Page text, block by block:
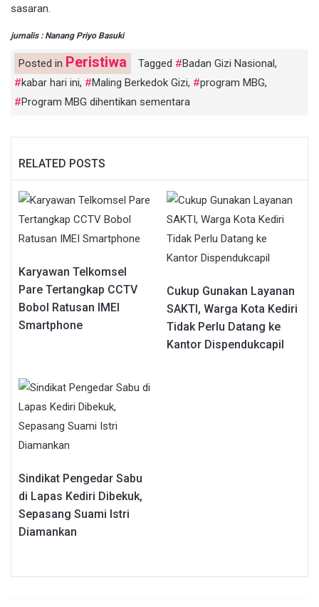
sasaran.
jurnalis : Nanang Priyo Basuki
Posted in Peristiwa Tagged Badan Gizi Nasional,
kabar hari ini, Maling Berkedok Gizi, program MBG,
Program MBG dihentikan sementara
RELATED POSTS
Karyawan Telkomsel
Pare Tertangkap CCTV
Bobol Ratusan IMEI
Smartphone
Cukup Gunakan Layanan
SAKTI, Warga Kota Kediri
Tidak Perlu Datang ke
Kantor Dispendukcapil
Sindikat Pengedar Sabu
di Lapas Kediri Dibekuk,
Sepasang Suami Istri
Diamankan